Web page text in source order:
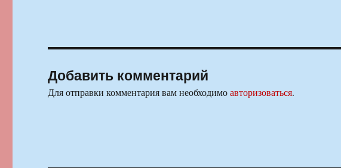
Добавить комментарий
Для отправки комментария вам необходимоавторизоваться.